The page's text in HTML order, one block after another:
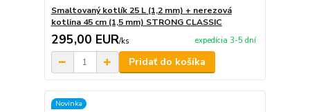
Smaltovaný kotlík 25 L (1,2 mm) + nerezová
kotlina 45 cm (1,5 mm) STRONG CLASSIC
295,00 EUR/ks expedícia 3-5 dní
Pridať do košíka
Novinka